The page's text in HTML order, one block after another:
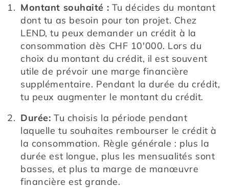
Montant souhaité : Tu décides du montant
dont tu as besoin pour ton projet. Chez
LEND, tu peux demander un crédit à la
consommation dès CHF 10'000. Lors du
choix du montant du crédit, il est souvent
utile de prévoir une marge financière
supplémentaire. Pendant la durée du crédit,
tu peux augmenter le montant du crédit.
Durée: Tu choisis la période pendant
laquelle tu souhaites rembourser le crédit à
la consommation. Règle générale : plus la
durée est longue, plus les mensualités sont
basses, et plus ta marge de manœuvre
financière est grande.